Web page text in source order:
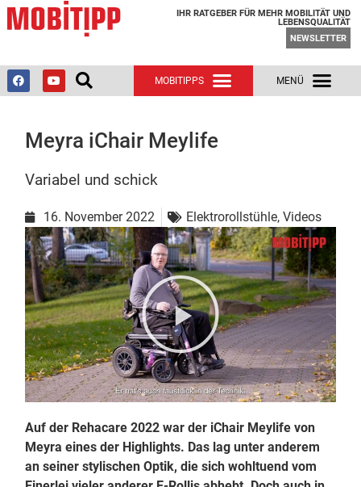
IHR RATGEBER FÜR MEHR MOBILITÄT UND
LEBENSQUALITÄT
NEWSLETTER
Meyra iChair Meylife
Variabel und schick
16. November 2022 Elektrorollstühle,Videos
Auf der Rehacare 2022 war der iChair Meylife von
Meyra eines der Highlights. Das lag unter anderem
an seiner stylischen Optik, die sich wohltuend vom